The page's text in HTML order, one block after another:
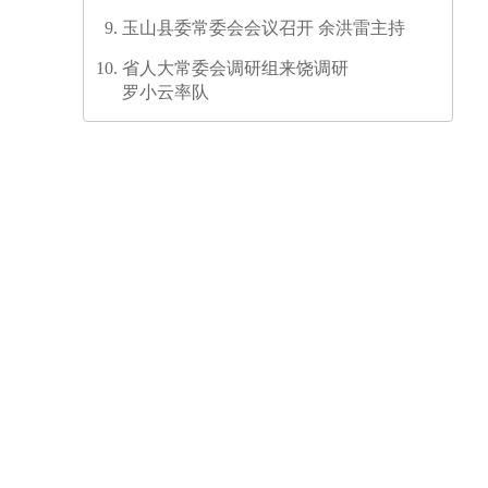
玉山县委常委会会议召开 余洪雷主持
省人大常委会调研组来饶调研
罗小云率队